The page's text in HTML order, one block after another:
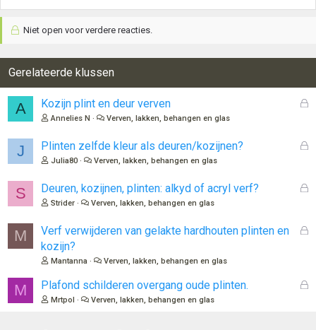
Niet open voor verdere reacties.
Gerelateerde klussen
A
G
n
Kozijn plint en deur verven
Annelies N Verven, lakken, behangen en glas
J
G
n
Plinten zelfde kleur als deuren/kozijnen?
Julia80 Verven, lakken, behangen en glas
S
G
Deuren, kozijnen, plinten: alkyd of acryl verf?
Strider Verven, lakken, behangen en glas
M
G
o
Verf verwijderen van gelakte hardhouten plinten en
kozijn?
Mantanna Verven, lakken, behangen en glas
M
G
Plafond schilderen overgang oude plinten.
Mrtpol Verven, lakken, behangen en glas